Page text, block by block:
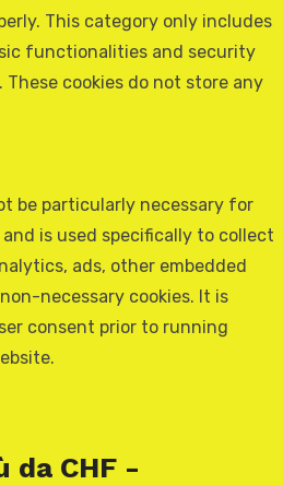
This category only includes
functionalities and security
cookies do not store any
be particularly necessary for
is used specifically to collect
ads, other embedded
necessary cookies. It is
consent prior to running
da CHF -